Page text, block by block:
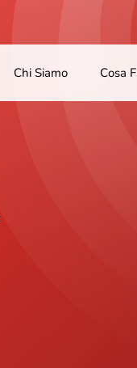
Chi Siamo Cosa